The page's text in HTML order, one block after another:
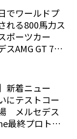
でワールドプ
れる800馬力ス
ポーツカー
スAMG GT 73
新着ニュー
にテストコー
メルセデス
最終プロトタ